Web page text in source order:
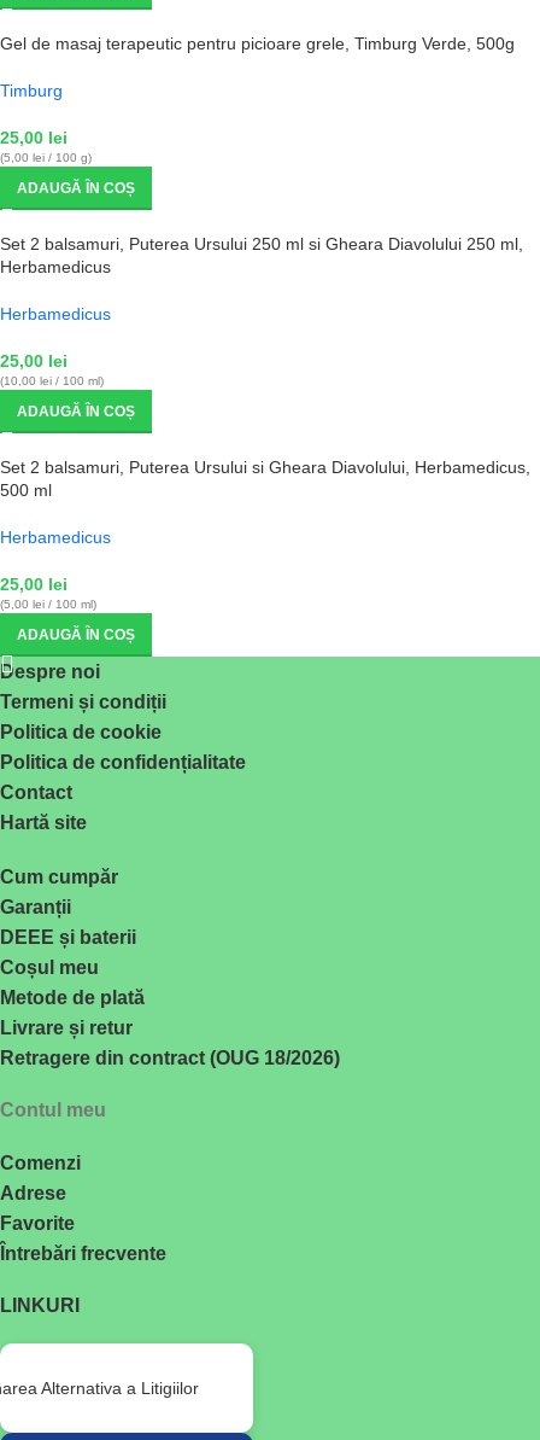
Gel de masaj terapeutic pentru picioare grele, Timburg Verde, 500g
Timburg
25,00 lei
(5,00 lei / 100 g)
ADAUGĂ ÎN COȘ
Set 2 balsamuri, Puterea Ursului 250 ml si Gheara Diavolului 250 ml,
Herbamedicus
Herbamedicus
25,00 lei
(10,00 lei / 100 ml)
ADAUGĂ ÎN COȘ
Set 2 balsamuri, Puterea Ursului si Gheara Diavolului, Herbamedicus,
500 ml
Herbamedicus
25,00 lei
(5,00 lei / 100 ml)
ADAUGĂ ÎN COȘ
Despre noi
Termeni și condiții
Politica de cookie
Politica de confidențialitate
Contact
Hartă site
Cum cumpăr
Garanții
DEEE și baterii
Coșul meu
Metode de plată
Livrare și retur
Retragere din contract (OUG 18/2026)
Contul meu
Comenzi
Adrese
Favorite
Întrebări frecvente
LINKURI